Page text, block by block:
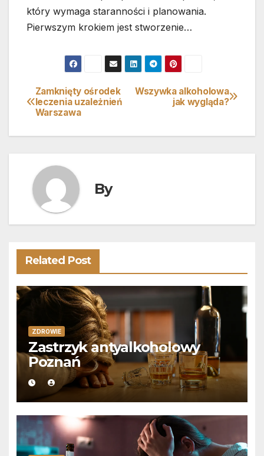
który wymaga staranności i planowania.
Pierwszym krokiem jest stworzenie…
Nawigacja
wpisu
Wszywka alkoholowa
jak wygląda?
Zamknięty ośrodek
leczenia uzależnień
Warszawa
By
Related Post
ZDROWIE
Zastrzyk antyalkoholowy
Poznań